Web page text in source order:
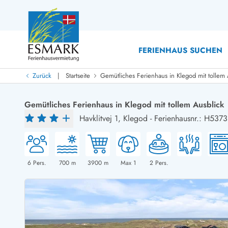
FERIENHAUS SUCHEN
Last Minute
Last Minute
Neu bei uns!
Neue Ferienhäuser bei ESMARKFerienhäuser mit PoolFerienhäuser
Neurenovierte Ferienhäuser
Ferienhäuser mit Endreinigung inklusive
Ferienhäuser dicht am Strand
Ferienhäuser neu gebaut
Ferienhäuser mit Sauna
Ferienhäuser Nicht-Raucher
Ferienhäuser mit Aussicht
Luxus
Zurück | Startseite Gemütliches Ferienhaus in Klegod mit tollem
Gemütliches Ferienhaus in Klegod mit tollem Ausblick
Havklitvej 1, Klegod - Ferienhausnr.: H5373
6Pers. 700m 3900m Max 1 2Pers.